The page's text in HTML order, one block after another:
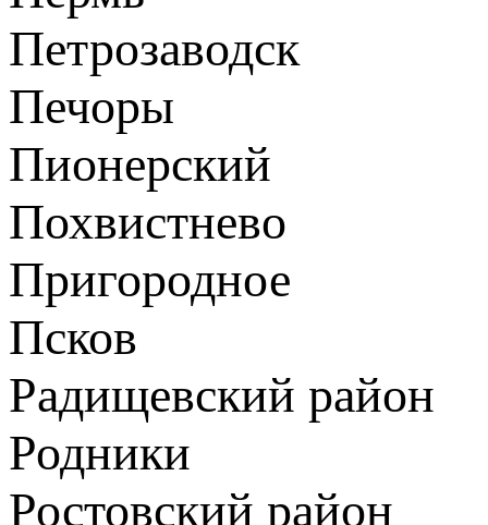
Петрозаводск
Печоры
Пионерский
Похвистнево
Пригородное
Псков
Радищевский район
Родники
Ростовский район